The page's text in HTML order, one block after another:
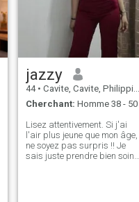
jazzy
44 • Cavite, Cavite, Philippines
Cherchant: Homme 38 - 50
Lisez attentivement. Si j'ai
l'air plus jeune que mon âge,
ne soyez pas surpris !! Je
sais juste prendre bien soin